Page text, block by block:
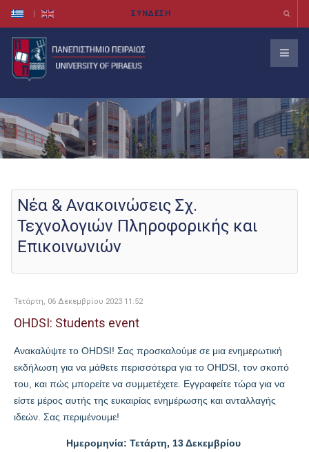
Νέα & Ανακοινώσεις Σχ.
Τεχνολογιών Πληροφορικής και
Επικοινωνιών
Τετάρτη, 06 Δεκεμβρίου 2023 11:52
OHDSI: Students event
Ανακαλύψτε το OHDSI! Σας προσκαλούμε σε μια ενημερωτική
εκδήλωση για να μάθετε περισσότερα για το OHDSI, τον σκοπό
του, και πώς μπορείτε να συμμετέχετε. Εγγραφείτε τώρα για να
είστε μέρος αυτής της ευκαιρίας ενημέρωσης και ανταλλαγής
ιδεών. Σας περιμένουμε!
Ημερομηνία: Τετάρτη, 13 Δεκεμβρίου